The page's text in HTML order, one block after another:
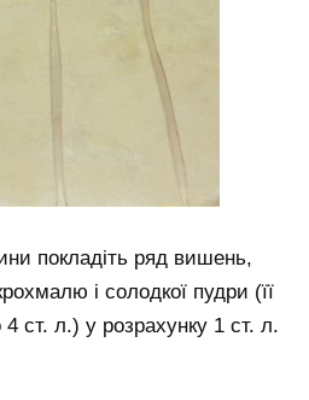
покладіть ряд вишень,
і солодкої пудри (її
4 ст. л.) у розрахунку 1 ст. л.